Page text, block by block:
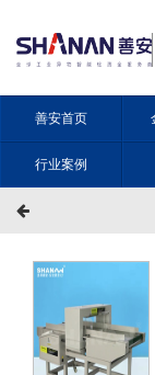
善安首页
行业案例